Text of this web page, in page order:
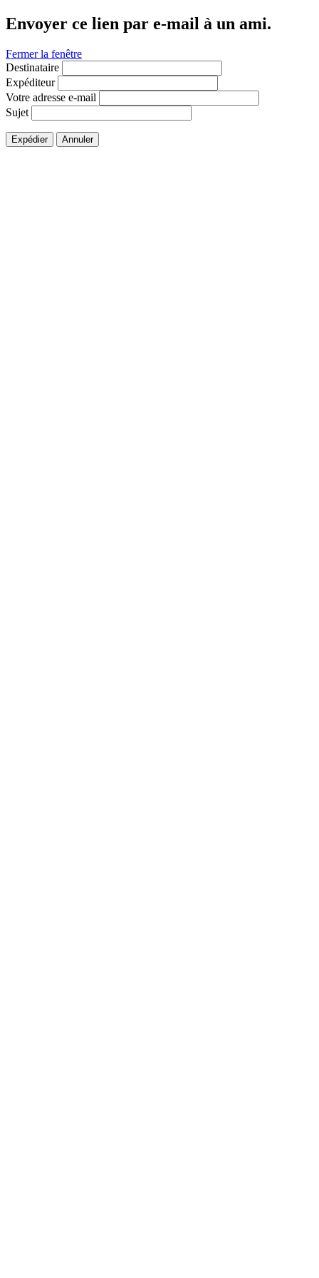
Envoyer ce lien par e-mail à un ami.
Fermer la fenêtre
Destinataire
Expéditeur
Votre adresse e-mail
Sujet
Expédier Annuler